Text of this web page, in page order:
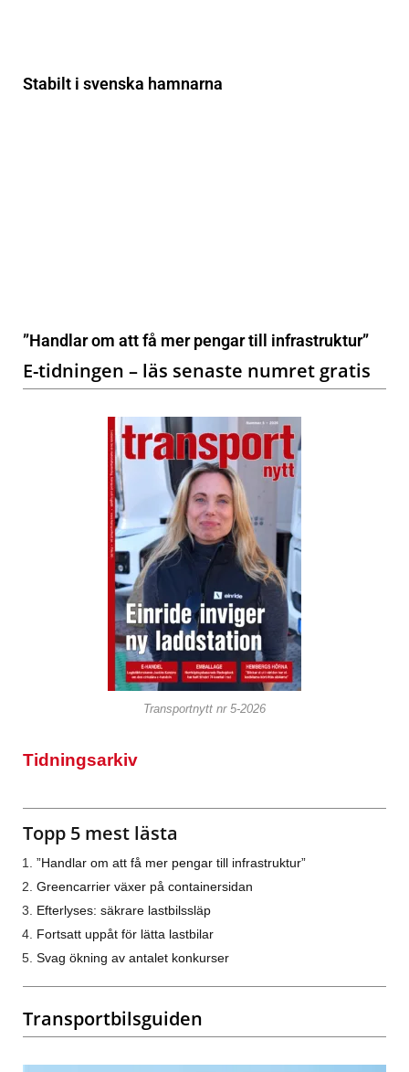
Stabilt i svenska hamnarna
”Handlar om att få mer pengar till infrastruktur”
E-tidningen – läs senaste numret gratis
Transportnytt nr 5-2026
Tidningsarkiv
Topp 5 mest lästa
”Handlar om att få mer pengar till infrastruktur”
Greencarrier växer på containersidan
Efterlyses: säkrare lastbilssläp
Fortsatt uppåt för lätta lastbilar
Svag ökning av antalet konkurser
Transportbilsguiden